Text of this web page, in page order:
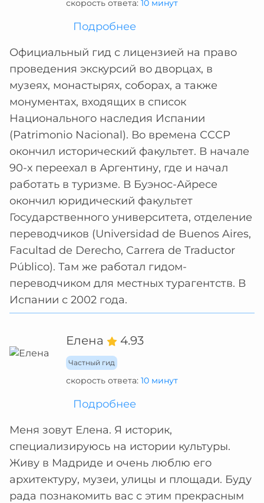
скорость ответа: 10 минут
Подробнее
Официальный гид с лицензией на право
проведения экскурсий во дворцах, в
музеях, монастырях, соборах, а также
монументах, входящих в список
Национального наследия Испании
(Patrimonio Nacional). Во времена СССР
окончил исторический факультет. В начале
90-х переехал в Аргентину, где и начал
работать в туризме. В Буэнос-Айресе
окончил юридический факультет
Государственного университета, отделение
переводчиков (Universidad de Buenos Aires,
Facultad de Derecho, Carrera de Traductor
Público). Там же работал гидом-
переводчиком для местных турагентств. В
Испании с 2002 года.
Елена 4.93
Частный гид
скорость ответа: 10 минут
Подробнее
Меня зовут Елена. Я историк,
специализируюсь на истории культуры.
Живу в Мадриде и очень люблю его
архитектуру, музеи, улицы и площади. Буду
рада познакомить вас с этим прекрасным